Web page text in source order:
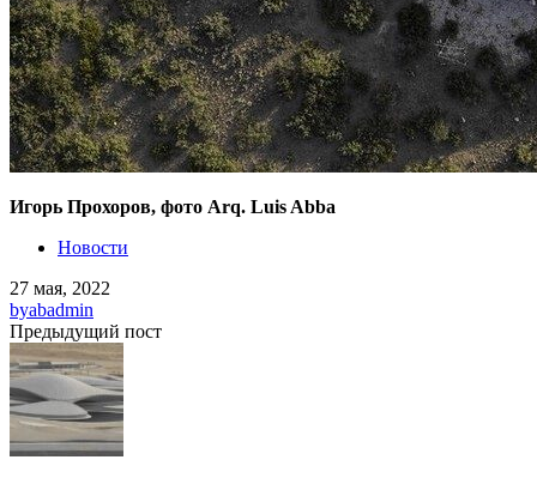
Игорь Прохоров, фото Arq. Luis Abba
Новости
27 мая, 2022
byabadmin
Предыдущий пост